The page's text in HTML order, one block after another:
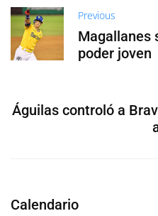
Previous
Magallanes
poder joven
Águilas controló a
Calendario